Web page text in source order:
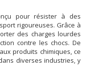
pour résister à des
rigoureuses. Grâce à
des charges lourdes
contre les chocs. De
produits chimiques, ce
diverses industries, y